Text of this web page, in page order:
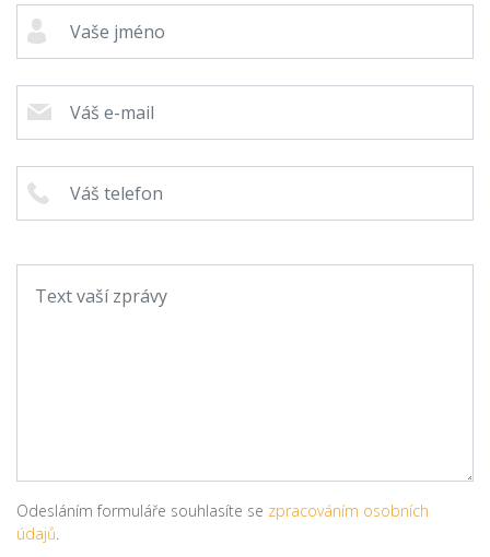
Odesláním formuláře souhlasíte se zpracováním osobních
údajů.